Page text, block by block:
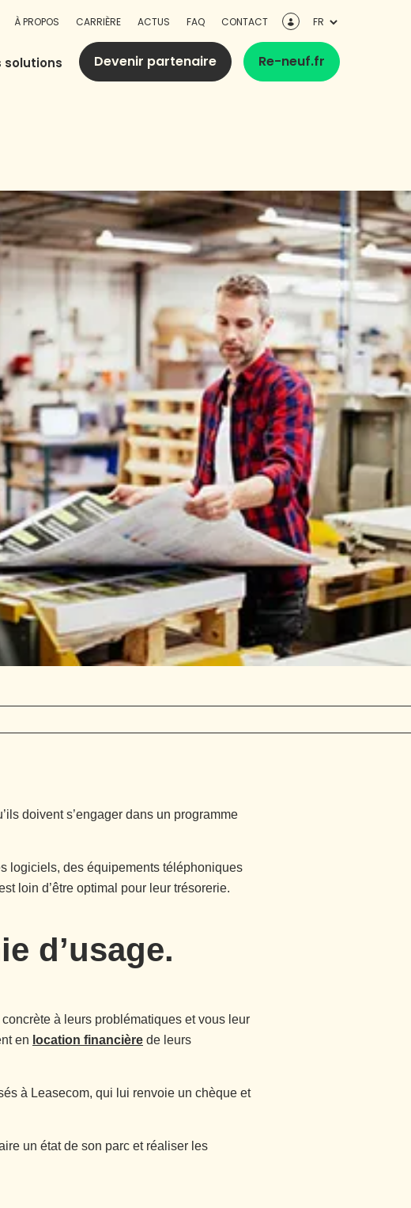
À PROPOS CARRIÈRE ACTUS FAQ CONTACT
Devenir partenaire Re-neuf.fr
solutions
doivent s’engager dans un programme
logiciels, des équipements téléphoniques
loin d’être optimal pour leur trésorerie.
d’usage.
à leurs problématiques et vous leur
en location financière de leurs
à Leasecom, qui lui renvoie un chèque et
un état de son parc et réaliser les